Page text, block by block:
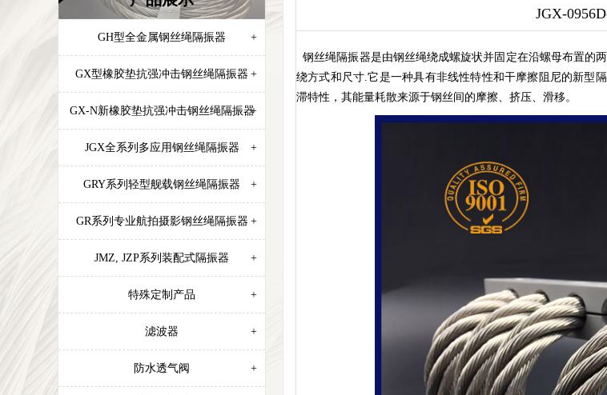
GH型全金属钢丝绳隔振器 +
GX型橡胶垫抗强冲击钢丝绳隔振器 +
GX-N新橡胶垫抗强冲击钢丝绳隔振器+
JGX全系列多应用钢丝绳隔振器 +
GRY系列轻型舰载钢丝绳隔振器 +
GR系列专业航拍摄影钢丝绳隔振器 +
JMZ, JZP系列装配式隔振器 +
特殊定制产品 +
滤波器 +
防水透气阀 +
JGX-
钢丝绳隔振器是由钢丝绳绕成螺旋状并固定在沿螺母布置的
绕方式和尺寸.它是一种具有非线性特性和干摩擦阻尼的新型
滞特性，其能量耗散来源于钢丝间的摩擦、挤压、滑移。